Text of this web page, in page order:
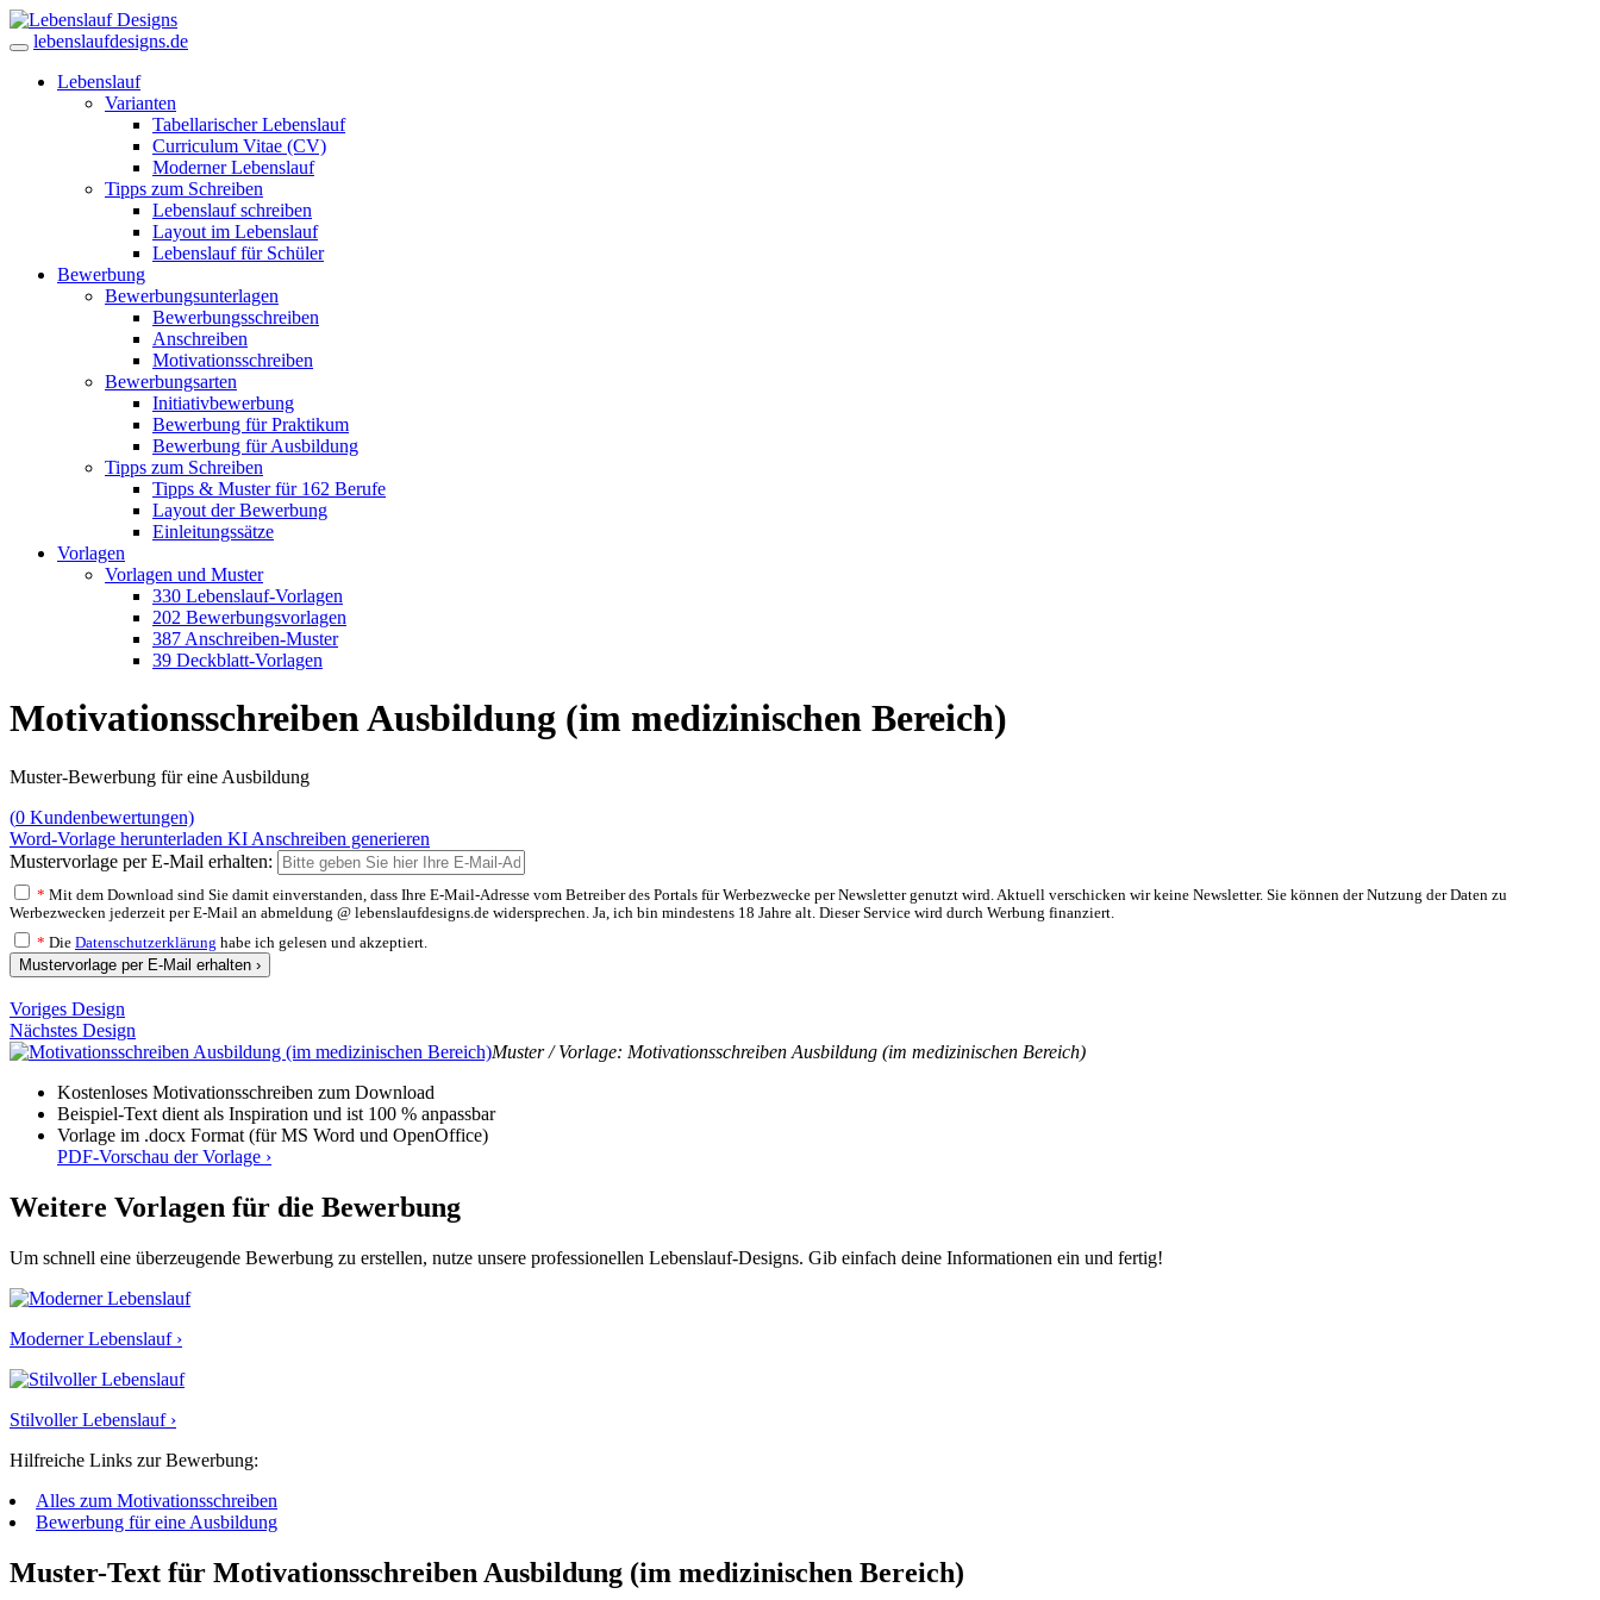
lebenslaufdesigns.de
Lebenslauf
Varianten
Tabellarischer Lebenslauf
Curriculum Vitae (CV)
Moderner Lebenslauf
Tipps zum Schreiben
Lebenslauf schreiben
Layout im Lebenslauf
Lebenslauf für Schüler
Bewerbung
Bewerbungsunterlagen
Bewerbungsschreiben
Anschreiben
Motivationsschreiben
Bewerbungsarten
Initiativbewerbung
Bewerbung für Praktikum
Bewerbung für Ausbildung
Tipps zum Schreiben
Tipps & Muster für 162 Berufe
Layout der Bewerbung
Einleitungssätze
Vorlagen
Vorlagen und Muster
330 Lebenslauf-Vorlagen
202 Bewerbungsvorlagen
387 Anschreiben-Muster
39 Deckblatt-Vorlagen
Motivationsschreiben Ausbildung (im medizinischen Bereich)
Muster-Bewerbung für eine Ausbildung
(0 Kundenbewertungen)
Word-Vorlage herunterladen KI Anschreiben generieren
Mustervorlage per E-Mail erhalten:
* Mit dem Download sind Sie damit einverstanden, dass Ihre E-Mail-Adresse vom Betreiber des Portals für Werbezwecke per Newsletter genutzt wird. Aktuell verschicken wir keine Newsletter. Sie können der Nutzung der Daten zu
Werbezwecken jederzeit per E-Mail an abmeldung @ lebenslaufdesigns.de widersprechen. Ja, ich bin mindestens 18 Jahre alt. Dieser Service wird durch Werbung finanziert.
* Die Datenschutzerklärung habe ich gelesen und akzeptiert.
Mustervorlage per E-Mail erhalten ›
Voriges Design
Nächstes Design
Muster / Vorlage: Motivationsschreiben Ausbildung (im medizinischen Bereich)
Kostenloses Motivationsschreiben zum Download
Beispiel-Text dient als Inspiration und ist 100 % anpassbar
Vorlage im .docx Format (für MS Word und OpenOffice)
PDF-Vorschau der Vorlage ›
Weitere Vorlagen für die Bewerbung
Um schnell eine überzeugende Bewerbung zu erstellen, nutze unsere professionellen Lebenslauf-Designs. Gib einfach deine Informationen ein und fertig!
Moderner Lebenslauf ›
Stilvoller Lebenslauf ›
Hilfreiche Links zur Bewerbung:
Alles zum Motivationsschreiben
Bewerbung für eine Ausbildung
Muster-Text für Motivationsschreiben Ausbildung (im medizinischen Bereich)